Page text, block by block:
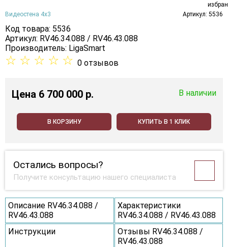
Видеостена 4х3 Артикул: 5536
Код товара: 5536
Артикул: RV46.34.088 / RV46.43.088
Производитель: LigaSmart
☆ ☆ ☆ ☆ ☆ 0 отзывов
Цена 6 700 000 p. В наличии
В КОРЗИНУ КУПИТЬ В 1 КЛИК
Остались вопросы?
Получите консультацию нашего специалиста
Описание RV46.34.088 /
RV46.43.088
Характеристики
RV46.34.088 / RV46.43.088
Инструкции
Отзывы RV46.34.088 /
RV46.43.088